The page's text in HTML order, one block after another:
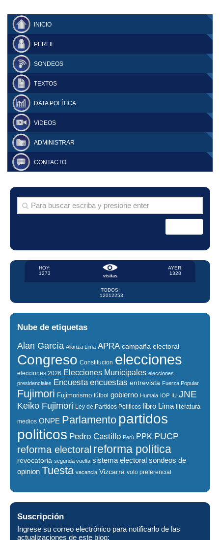
INICIO
PERFIL
SONDEOS
TEXTOS
DATA POLÍTICA
VIDEOS
ADMINISTRAR
CONTACTO
visitas
HOY:
1273
AYER:
1328
TODOS:
12012253
Nube de etiquetas
Alan García Alianza Lima APRA campaña electoral
Congreso Constitucion elecciones
elecciones 2026 Elecciones Municipales elecciones
presidenciales Encuesta encuestas entrevista Fuerza Popular
Fujimori Fujimorismo fútbol gobierno Humala IOP IU JNE
Keiko Fujimori Ley de Partidos Políticos libro Lima literatura
medios ONPE Parlamento partidos
politicos Pedro Castillo Perú PPK PUCP
reforma electoral reforma política
revocatoria segunda vuelta sistema electoral sondeos de
opinion Tuesta vacancia Vizcarra voto preferencial
Suscripción
Ingrese su correo electrónico para notificarlo de las
actualizaciones de este blog: